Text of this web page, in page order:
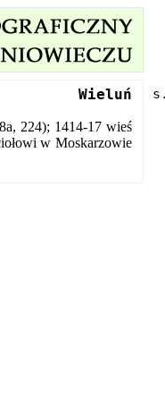
Wieluń
224); 1414-17 wieś
w Moskarzowie